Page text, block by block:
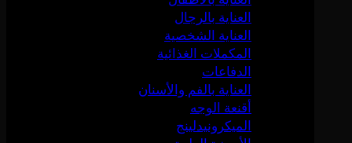
العناية بالرجال
العناية الشخصية
المكملات الغذائية
الدفاعات
العناية بالفم والأسنان
أقنعة الوجه
الميكرونيدلينج